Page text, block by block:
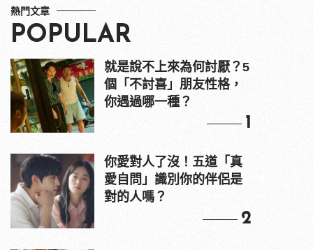
熱門文章
POPULAR
就是說不上來為何討厭？5
個「不討喜」朋友性格，
你遇過哪一種？
1
你愛對人了沒！五道「真
愛自問」識別你的伴侶是
對的人嗎？
2